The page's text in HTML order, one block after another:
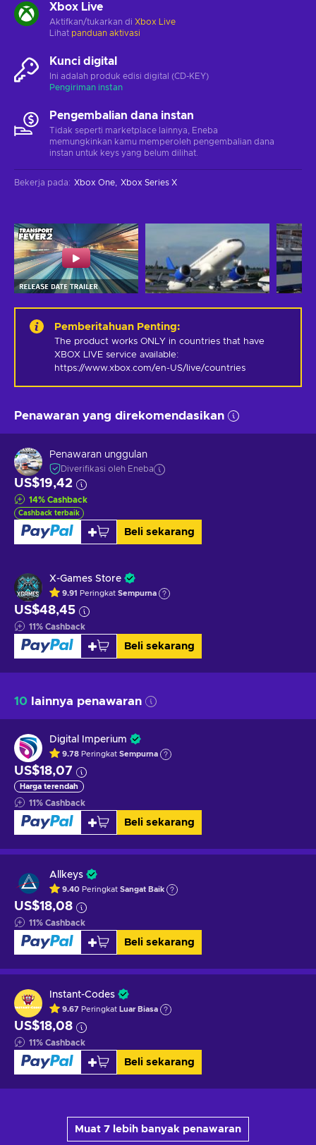
Xbox Live
Aktifkan/tukarkan di Xbox Live
Lihat panduan aktivasi
Kunci digital
Ini adalah produk edisi digital (CD-KEY)
Pengiriman instan
Pengembalian dana instan
Tidak seperti marketplace lainnya, Eneba
memungkinkan kamu memperoleh pengembalian dana
instan untuk keys yang belum dilihat.
Bekerja pada: Xbox One Xbox Series X
Pemberitahuan Penting:
The product works ONLY in countries that have
XBOX LIVE service available:
https://www.xbox.com/en-US/live/countries
Penawaran yang direkomendasikan
Penawaran unggulan
Diverifikasi oleh Eneba
US$19,42
14% Cashback
Cashback terbaik
Beli sekarang
X-Games Store
9.91 Peringkat Sempurna
US$48,45
11% Cashback
Beli sekarang
10 lainnya penawaran
Digital Imperium
9.78 Peringkat Sempurna
US$18,07
Harga terendah
11% Cashback
Beli sekarang
Allkeys
9.40 Peringkat Sangat Baik
US$18,08
11% Cashback
Beli sekarang
Instant-Codes
9.67 Peringkat Luar Biasa
US$18,08
11% Cashback
Beli sekarang
Muat 7 lebih banyak penawaran